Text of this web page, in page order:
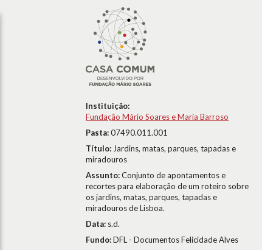
Instituição:
Fundação Mário Soares e Maria Barroso
Pasta:07490.011.001
Título: Jardins, matas, parques, tapadas e
miradouros
Assunto:Conjunto de apontamentos e
recortes para elaboração de um roteiro sobre
os jardins, matas, parques, tapadas e
miradouros de Lisboa.
Data: s.d.
Fundo:DFL - Documentos Felicidade Alves